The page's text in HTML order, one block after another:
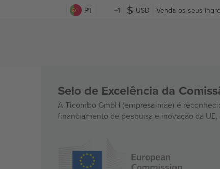
PT +1 USD Venda os seus
Selo de Excelência da
A Ticombo GmbH (empresa-mãe) é
financiamento de pesquisa e inovação da